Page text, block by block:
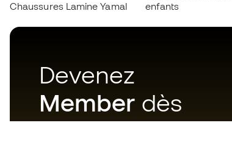
Chaussures Lamine Yamal
enfants
Devenez
Member dès
maintenant